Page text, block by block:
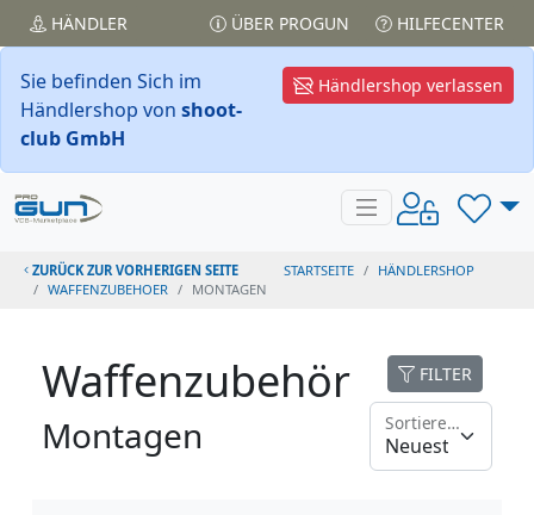
HÄNDLER ÜBER PROGUN HILFECENTER
Händlershop verlassen
Sie befinden Sich im
Händlershop von shoot-
club GmbH
ZURÜCK ZUR VORHERIGEN SEITE STARTSEITE
HÄNDLERSHOP
WAFFENZUBEHOER
MONTAGEN
Waffenzubehör
Montagen
FILTER
Sortieren nach